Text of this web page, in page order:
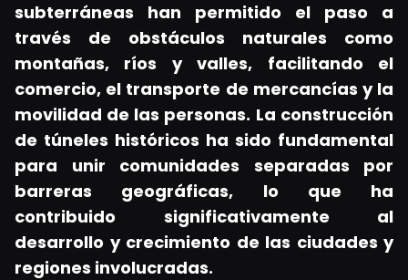
subterráneas han permitido el paso a
través de obstáculos naturales como
montañas, ríos y valles, facilitando el
comercio, el transporte de mercancías y la
movilidad de las personas. La construcción
de túneles históricos ha sido fundamental
para unir comunidades separadas por
barreras geográficas, lo que ha
contribuido significativamente al
desarrollo y crecimiento de las ciudades y
regiones involucradas.